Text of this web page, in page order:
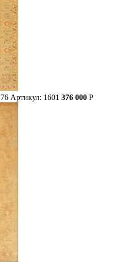
Артикул: 1601 376 000 Р